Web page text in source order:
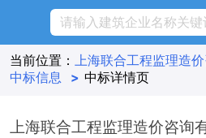
当前位置： 上海联合工程监理造
中标信息
> 中标详情页
上海联合工程监理造价咨询